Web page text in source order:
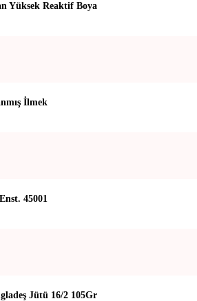
Yüksek Reaktif Boya
İlmek
45001
Jütü 16/2 105Gr